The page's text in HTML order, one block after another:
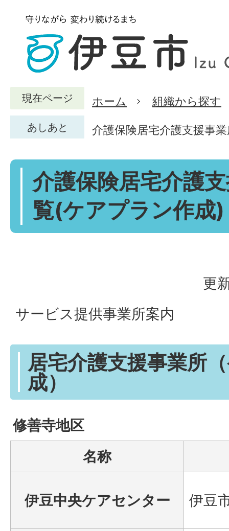
現在ページ ホーム 組織から探す
あしあと 介護保険居宅介護支援事
介護保険居宅介護
覧(ケアプラン作成)
更
サービス提供事業所案内
居宅介護支援事業所
成）
修善寺地区
名称
伊豆中央ケアセンター 伊豆